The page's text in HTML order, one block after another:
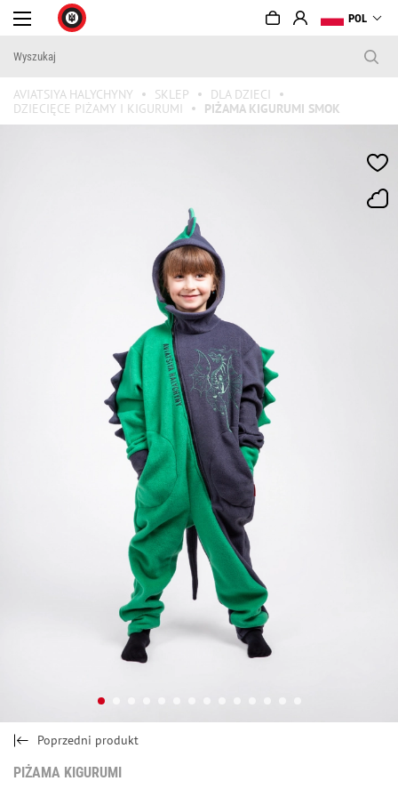
POL
AVIATSIYA HALYCHYNY SKLEP
DLA DZIECI
DZIECIĘCE PIŻAMY I KIGURUMI
PIŻAMA KIGURUMI SMOK
Poprzedni produkt
PIŻAMA KIGURUMI